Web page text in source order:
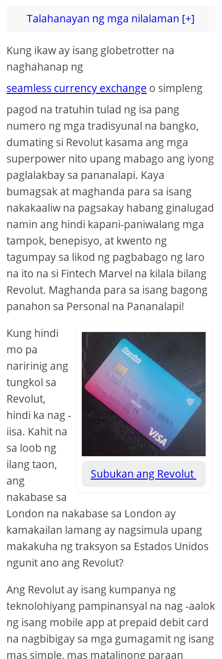
Talahanayan ng mga nilalaman [+]
Kung ikaw ay isang globetrotter na
naghahanap ng
seamless currency exchange o simpleng
pagod na tratuhin tulad ng isa pang
numero ng mga tradisyunal na bangko,
dumating si Revolut kasama ang mga
superpower nito upang mabago ang iyong
paglalakbay sa pananalapi. Kaya
bumagsak at maghanda para sa isang
nakakaaliw na pagsakay habang ginalugad
namin ang hindi kapani-paniwalang mga
tampok, benepisyo, at kwento ng
tagumpay sa likod ng pagbabago ng laro
na ito na si Fintech Marvel na kilala bilang
Revolut. Maghanda para sa isang bagong
panahon sa Personal na Pananalapi!
Subukan ang Revolut
Kung hindi
mo pa
naririnig ang
tungkol sa
Revolut,
hindi ka nag -
iisa. Kahit na
sa loob ng
ilang taon,
ang
nakabase sa
London na nakabase sa London ay
kamakailan lamang ay nagsimula upang
makakuha ng traksyon sa Estados Unidos
ngunit ano ang Revolut?
Ang Revolut ay isang kumpanya ng
teknolohiyang pampinansyal na nag -aalok
ng isang mobile app at prepaid debit card
na nagbibigay sa mga gumagamit ng isang
mas simple, mas matalinong paraan